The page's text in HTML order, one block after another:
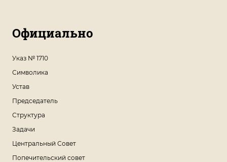
Официально
Указ № 1710
Символика
Устав
Председатель
Структура
Задачи
Центральный Совет
Попечительский совет